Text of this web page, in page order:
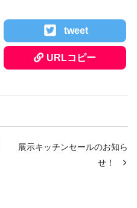
tweet
URLコピー
展示キッチンセールのお知ら
せ！